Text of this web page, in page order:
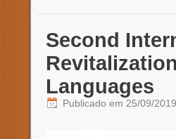
Second
Languages
Publicado em 25/09/2019